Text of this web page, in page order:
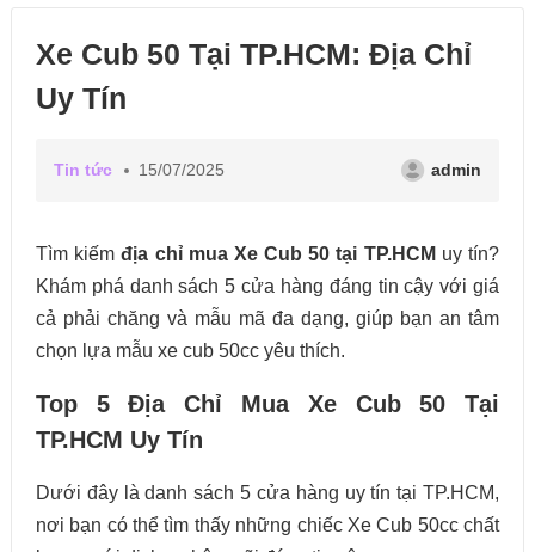
Xe Cub 50 Tại TP.HCM: Địa Chỉ
Uy Tín
Tin tức 15/07/2025 admin
Tìm kiếmđịa chỉ mua Xe Cub 50 tại TP.HCM uy tín?
Khám phá danh sách 5 cửa hàng đáng tin cậy với giá
cả phải chăng và mẫu mã đa dạng, giúp bạn an tâm
chọn lựa mẫu xe cub 50cc yêu thích.
Top 5 Địa Chỉ Mua Xe Cub 50 Tại
TP.HCM Uy Tín
Dưới đây là danh sách 5 cửa hàng uy tín tại TP.HCM,
nơi bạn có thể tìm thấy những chiếc Xe Cub 50cc chất